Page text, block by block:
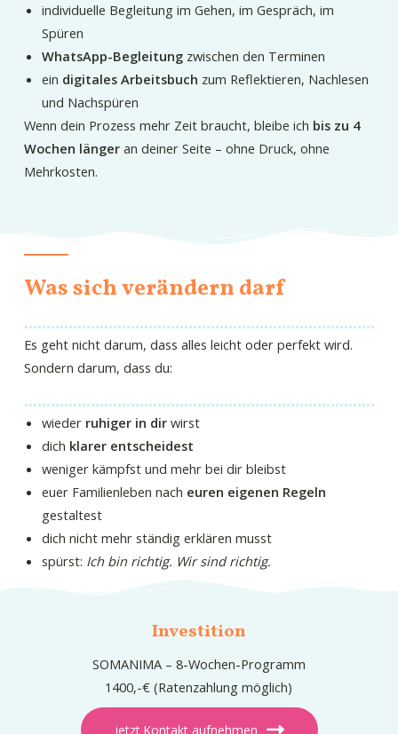
individuelle Begleitung im Gehen, im Gespräch, im
Spüren
WhatsApp-Begleitung zwischen den Terminen
ein digitales Arbeitsbuch zum Reflektieren, Nachlesen
und Nachspüren
Wenn dein Prozess mehr Zeit braucht, bleibe ich bis zu 4
Wochen länger an deiner Seite – ohne Druck, ohne
Mehrkosten.
Was sich verändern darf
Es geht nicht darum, dass alles leicht oder perfekt wird.
Sondern darum, dass du:
wieder ruhiger in dir wirst
dich klarer entscheidest
weniger kämpfst und mehr bei dir bleibst
euer Familienleben nach euren eigenen Regeln
gestaltest
dich nicht mehr ständig erklären musst
spürst: Ich bin richtig. Wir sind richtig.
Investition
SOMANIMA – 8-Wochen-Programm
1400,-€ (Ratenzahlung möglich)
jetzt Kontakt aufnehmen